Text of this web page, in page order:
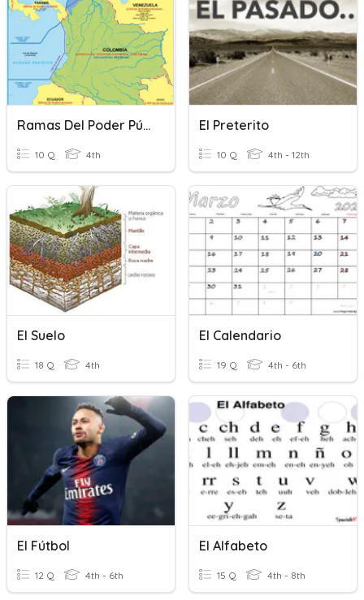
Ramas Del Poder Público
10 Q 4th
El Preterito
10 Q 4th - 12th
El Suelo
18 Q 4th
El Calendario
19 Q 4th - 6th
El Fútbol
12 Q 4th - 6th
El Alfabeto
15 Q 4th - 8th